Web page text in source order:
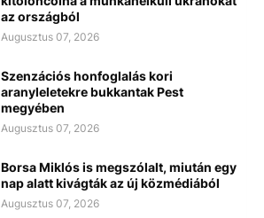
az országból
Augusztus 07, 2026
Szenzációs honfoglalás kori
aranyleletekre bukkantak Pest
megyében
Augusztus 07, 2026
Borsa Miklós is megszólalt, miután egy
nap alatt kivágták az új közmédiából
Augusztus 07, 2026